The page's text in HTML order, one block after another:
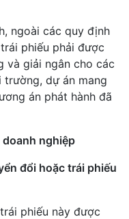
ngoài các quy định
phiếu phải được
và giải ngân cho các
dự án mang
án phát hành đã
nghiệp
đổi hoặc trái phiếu
phiếu này được